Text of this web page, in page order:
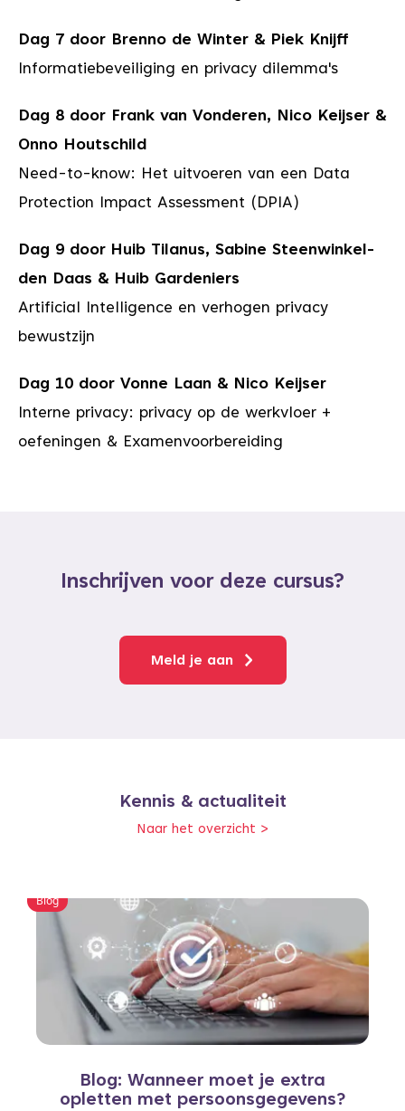
Dag 7 door Brenno de Winter & Piek Knijff
Informatiebeveiliging en privacy dilemma's
Dag 8 door Frank van Vonderen, Nico Keijser &
Onno Houtschild
Need-to-know: Het uitvoeren van een Data
Protection Impact Assessment (DPIA)
Dag 9 door Huib Tilanus, Sabine Steenwinkel-
den Daas & Huib Gardeniers
Artificial Intelligence en verhogen privacy
bewustzijn
Dag 10 door Vonne Laan & Nico Keijser
Interne privacy: privacy op de werkvloer +
oefeningen & Examenvoorbereiding
Inschrijven voor deze cursus?
Meld je aan
Kennis & actualiteit
Naar het overzicht >
Blog
Blog: Wanneer moet je extra
opletten met persoonsgegevens?